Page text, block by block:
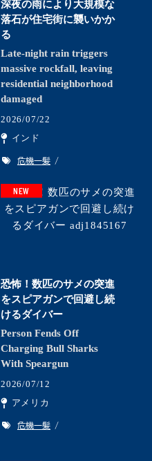
深夜の雨により大規模な
落石が住宅街に襲いかか
る
Late-night rain triggers
massive rockfall, leaving
residential neighborhood
damaged
2026/07/22
インド
危機一髪
NEW
恐怖！数匹のサメの突進
をスピアガンで回避し続
けるダイバー
Person Fends Off
Charging Bull Sharks
With Speargun
2026/07/12
アメリカ
危機一髪